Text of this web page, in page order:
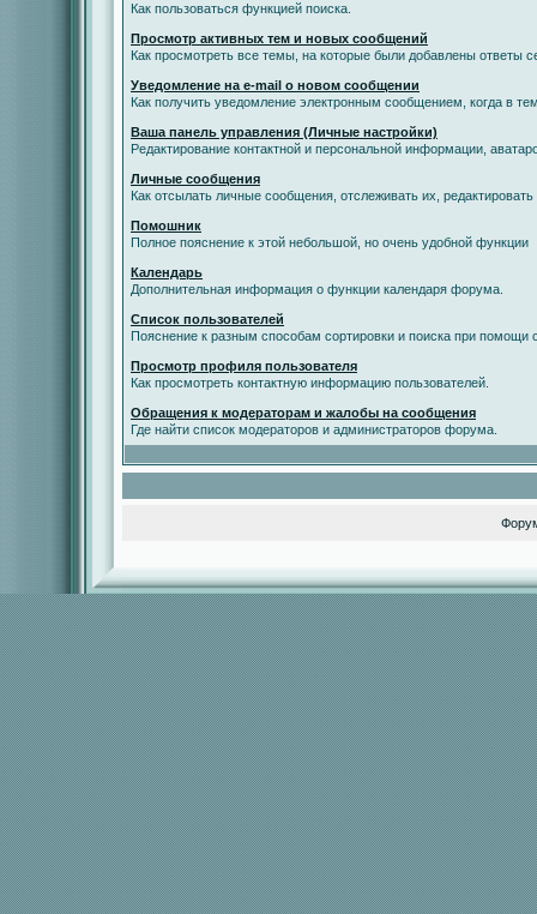
Как пользоваться функцией поиска.
Просмотр активных тем и новых сообщений
Как просмотреть все темы, на которые были добавлены ответы
Уведомление на е-mail о новом сообщении
Как получить уведомление электронным сообщением, когда в
Ваша панель управления (Личные настройки)
Редактирование контактной и персональной информации,
Личные сообщения
Как отсылать личные сообщения, отслеживать их,
Помошник
Полное пояснение к этой небольшой, но очень удобной функции
Календарь
Дополнительная информация о функции календаря форума.
Список пользователей
Пояснение к разным способам сортировки и поиска при помощи
Просмотр профиля пользователя
Как просмотреть контактную информацию пользователей.
Обращения к модераторам и жалобы на сообщения
Где найти список модераторов и администраторов форума.